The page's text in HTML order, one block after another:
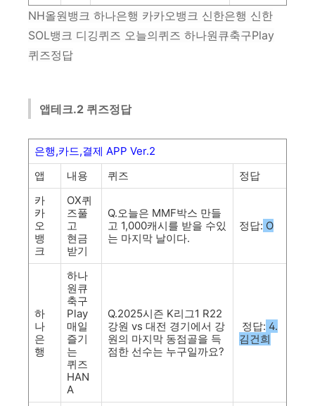
NH올원뱅크 하나은행 카카오뱅크 신한은행 신한
SOL뱅크 디깅퀴즈 오늘의퀴즈 하나원큐축구Play
퀴즈정답
앱테크.2 퀴즈정답
은행,카드,결제 APP Ver.2
앱
내용 퀴즈
정답
카
카
오
뱅
크
OX퀴
즈풀
고
현금
받기
Q.오늘은 MMF박스 만들
고 1,000캐시를 받을 수있
는 마지막 날이다.
정답: O
하
나
은
행
하나
원큐
축구
Play
매일
즐기
는
퀴즈
HAN
A
Q.2025시즌 K리그1 R22
강원 vs 대전 경기에서 강
원의 마지막 동점골을 득
점한 선수는 누구일까요?
정답: 4.
김건희